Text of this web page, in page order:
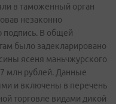
в таможенный орган
незаконно
подпись. В общей
было задекларировано
ясеня маньчжурского
млн рублей. Данные
и включены в перечень
торговле видами дикой